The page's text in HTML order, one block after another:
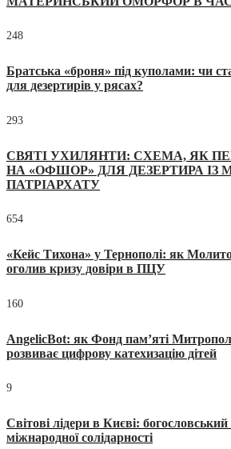
248
Братська «броня» під куполами: чи
для дезертирів у рясах?
293
СВЯТІ УХИЛЯНТИ: СХЕМА, ЯК
НА «ОФШОР» ДЛЯ ДЕЗЕРТИРА ІЗ
ПАТРІАРХАТУ
654
«Кейс Тихона» у Тернополі: як
оголив кризу довіри в ПЦУ
160
AngelicBot: як Фонд пам’яті
розвиває цифрову катехизацію дітей
9
Світові лідери в Києві:
міжнародної солідарності